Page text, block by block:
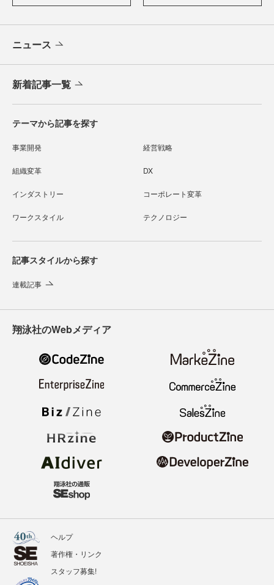
ニュース
新着記事一覧
テーマから記事を探す
事業開発 経営戦略
組織変革 DX
インダストリー コーポレート変革
ワークスタイル テクノロジー
記事スタイルから探す
連載記事
翔泳社のWebメディア
ヘルプ
著作権・リンク
スタッフ募集!